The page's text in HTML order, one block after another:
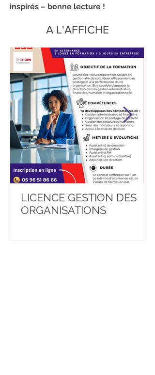
inspirés – bonne lecture !
A L'AFFICHE
LICENCE GESTION DES
ORGANISATIONS